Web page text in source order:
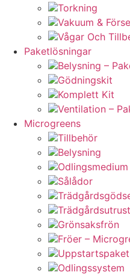
Torkning
Vakuum &
Vågar Och
Paketlösningar
Belysning –
Gödningskit
Komplett Kit
Ventilation –
Microgreens
Tillbehör
Belysning
Odlingsmedium
Sålådor
Trädgårdsutrust
Grönsaksfrön
Fröer –
Uppstartspaket
Odlingssystem